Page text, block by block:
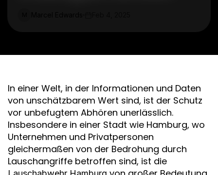
In einer Welt, in der Informationen und Daten
von unschätzbarem Wert sind, ist der Schutz
vor unbefugtem Abhören unerlässlich.
Insbesondere in einer Stadt wie Hamburg, wo
Unternehmen und Privatpersonen
gleichermaßen von der Bedrohung durch
Lauschangriffe betroffen sind, ist die